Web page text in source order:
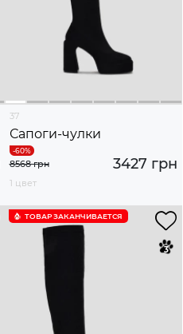
37
Сапоги-чулки
3427 грн
8568 грн
1 цвет
ТОВАР ЗАКАНЧИВАЕТСЯ